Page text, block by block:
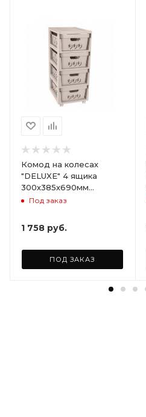
Комод на колесах
"DELUXE" 4 ящика
300х385х690мм
(Светло-бежевый)
Под заказ
1 758 руб.
ПОД ЗАКАЗ